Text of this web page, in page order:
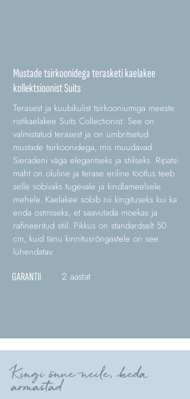
Mustade tsirkoonidega terasketi kaelakee
kollektsioonist Suits
Terasest ja kuubikulist tsirkooniumiga meeste
ristikaelakee Suits Collectionist. See on
valmistatud terasest ja on ümbritsetud
mustade tsirkoonidega, mis muudavad
Sieradeni väga elegantseks ja stiilseks. Ripatsi
maht on oluline ja terase eriline töötlus teeb
selle sobivaks tugevale ja kindlameelsele
mehele. Kaelakee sobib nii kingituseks kui ka
enda ostmiseks, et saavutada moekas ja
rafineeritud stiil. Pikkus on standardselt 50
cm, kuid tänu kinnitusrõngastele on see
lühendatav.
GARANTII 2 aastat
Kingi õnne neile, keda
armastad